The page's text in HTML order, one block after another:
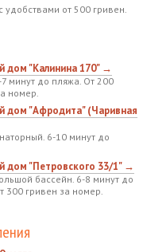
удобствами от 500 гривен.
дом "Калинина 170" →
минут до пляжа. От 200
номер.
дом "Афродита" (Чаривная
6-10 минут до
дом "Петровского 33/1" →
бассейн. 6-8 минут до
300 гривен за номер.